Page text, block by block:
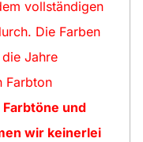
vollständigen
Die Farben
Jahre
Farbton
und
wir keinerlei